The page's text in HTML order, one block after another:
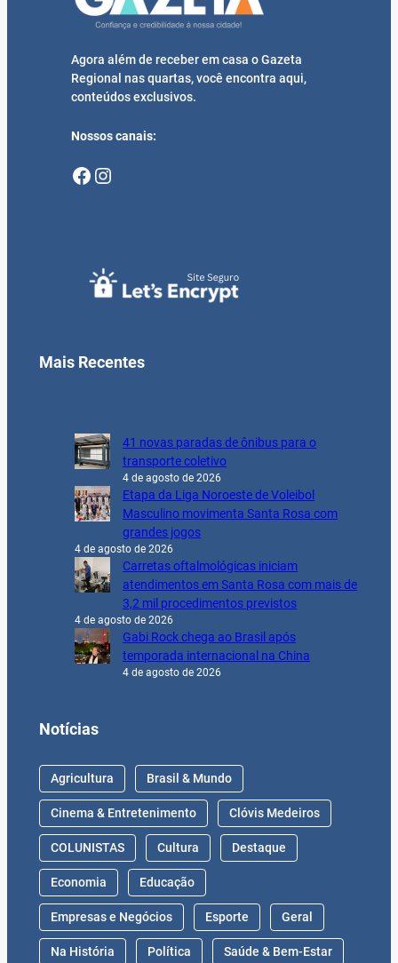
Agora além de receber em casa o Gazeta
Regional nas quartas, você encontra aqui,
conteúdos exclusivos.
Nossos canais:
Facebook Instagram
Mais Recentes
41 novas paradas de ônibus para o
transporte coletivo
4 de agosto de 2026
Etapa da Liga Noroeste de Voleibol
Masculino movimenta Santa Rosa com
grandes jogos
4 de agosto de 2026
Carretas oftalmológicas iniciam
atendimentos em Santa Rosa com mais de
3,2 mil procedimentos previstos
4 de agosto de 2026
Gabi Rock chega ao Brasil após
temporada internacional na China
4 de agosto de 2026
Notícias
Agricultura Brasil & Mundo
Cinema & Entretenimento Clóvis Medeiros
COLUNISTAS Cultura Destaque
Economia Educação
Empresas e Negócios Esporte Geral
Na História Política Saúde & Bem-Estar